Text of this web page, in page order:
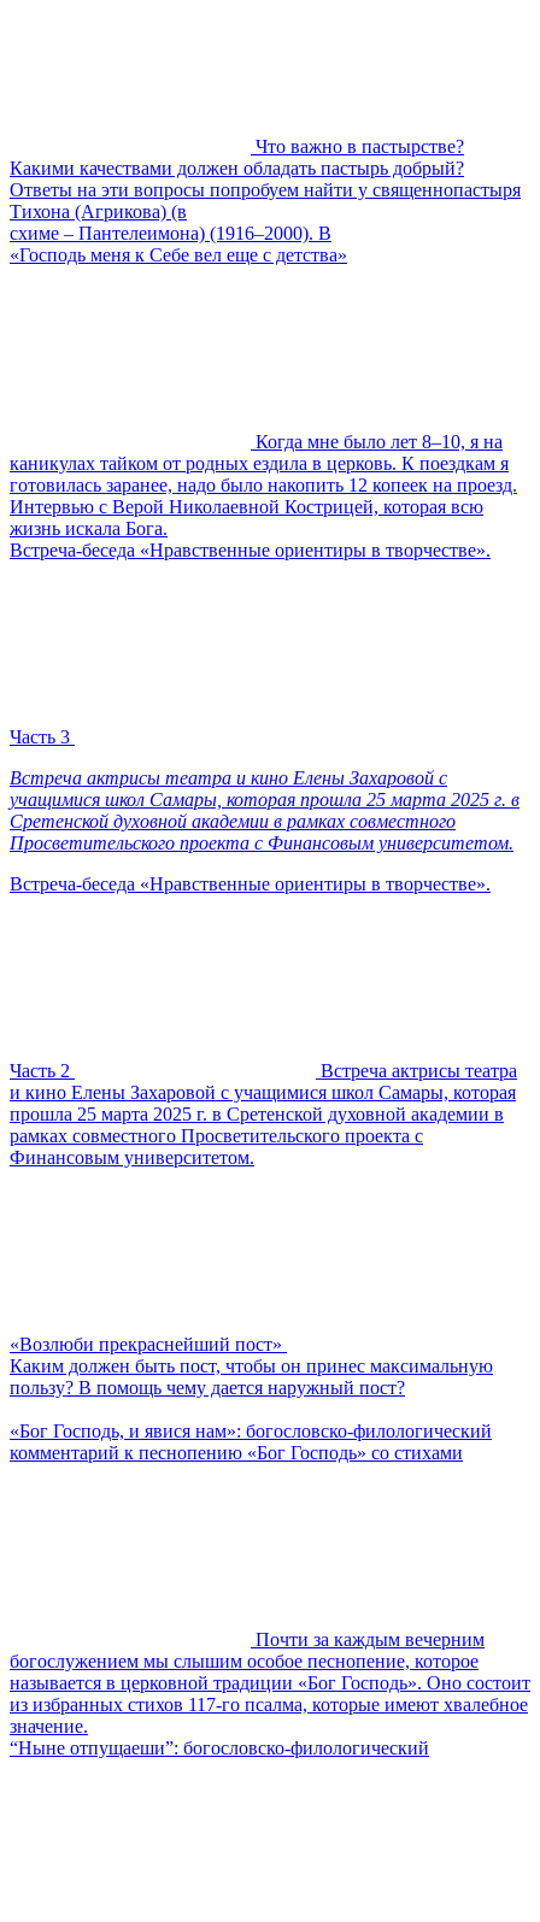
Что важно в пастырстве?
Какими качествами должен обладать пастырь добрый?
Ответы на эти вопросы попробуем найти у священнопастыря
Тихона (Агрикова) (в
схиме – Пантелеимона) (1916–2000). В
«Господь меня к Себе вел еще с детства»
Когда мне было лет 8–10, я на
каникулах тайком от родных ездила в церковь. К поездкам я
готовилась заранее, надо было накопить 12 копеек на проезд.
Интервью с Верой Николаевной Кострицей, которая всю
жизнь искала Бога.
Встреча-беседа «Нравственные ориентиры в творчестве».
Часть 3
Встреча актрисы театра и кино Елены Захаровой с
учащимися школ Самары, которая прошла 25 марта 2025 г. в
Сретенской духовной академии в рамках совместного
Просветительского проекта с Финансовым университетом.
Встреча-беседа «Нравственные ориентиры в творчестве».
Часть 2
Встреча актрисы театра
и кино Елены Захаровой с учащимися школ Самары, которая
прошла 25 марта 2025 г. в Сретенской духовной академии в
рамках совместного Просветительского проекта с
Финансовым университетом.
«Возлюби прекраснейший пост»
Каким должен быть пост, чтобы он принес максимальную
пользу? В помощь чему дается наружный пост?
«Бог Господь, и явися нам»: богословско-филологический
комментарий к песнопению «Бог Господь» со стихами
Почти за каждым вечерним
богослужением мы слышим особое песнопение, которое
называется в церковной традиции «Бог Господь». Оно состоит
из избранных стихов 117-го псалма, которые имеют хвалебное
значение.
“Ныне отпущаеши”: богословско-филологический